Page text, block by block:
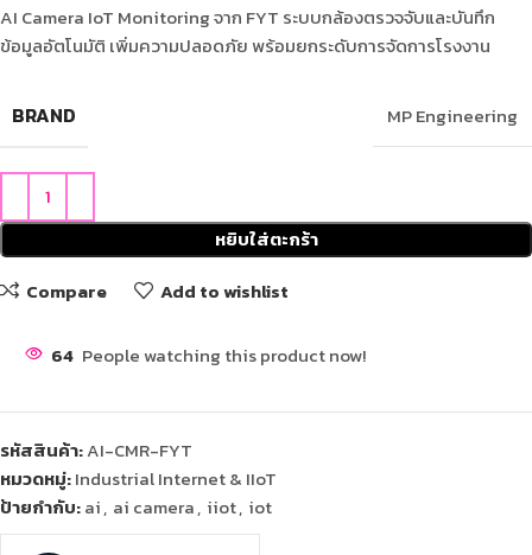
AI Camera IoT Monitoring จาก FYT ระบบกล้องตรวจจับและบันทึก
ข้อมูลอัตโนมัติ เพิ่มความปลอดภัย พร้อมยกระดับการจัดการโรงงาน
BRAND MP Engineering
หยิบใส่ตะกร้า
Compare
Add to wishlist
64 People watching this product now!
รหัสสินค้า:AI-CMR-FYT
หมวดหมู่:Industrial Internet & IIoT
ป้ายกำกับ:ai, ai camera, iiot, iot